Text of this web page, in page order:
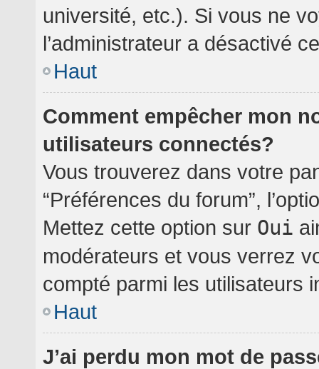
université, etc.). Si vous ne
l’administrateur a désactivé
Haut
Comment empêcher mon
utilisateurs connectés?
Vous trouverez dans votre
“Préférences du forum”,
Mettez cette option sur Oui
modérateurs et vous verrez
compté parmi les utilisateurs
Haut
J’ai perdu mon mot de